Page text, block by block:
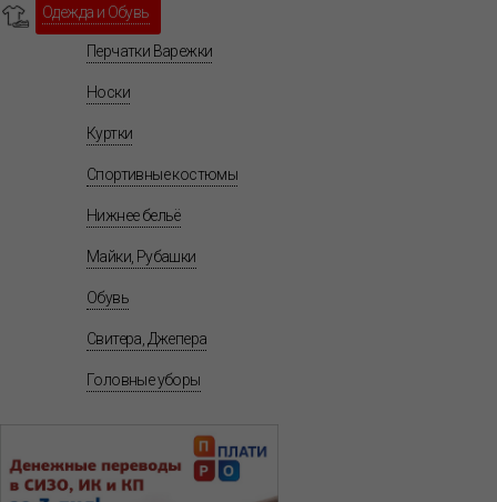
Одежда и Обувь
Перчатки Варежки
Носки
Куртки
Спортивные костюмы
Нижнее бельё
Майки, Рубашки
Обувь
Свитера, Джепера
Головные уборы